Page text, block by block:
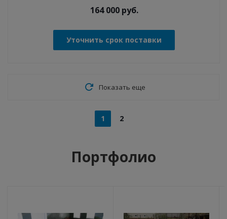
164 000руб.
Уточнить срок поставки
Показать еще
1 2
Портфолио